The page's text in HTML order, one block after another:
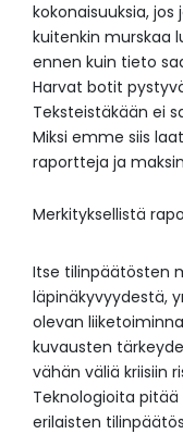
kokonaisuuksia,
kuitenkin murskaa
ennen kuin tieto
Harvat botit
Teksteistäkään ei
Miksi emme siis
raportteja ja
Merkityksellistä
Itse tilinpäätösten
läpinäkyvyydestä,
olevan
kuvausten
vähän väliä kriisiin
Teknologioita
erilaisten